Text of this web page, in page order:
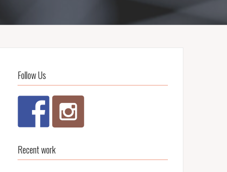
Follow Us
Recent work